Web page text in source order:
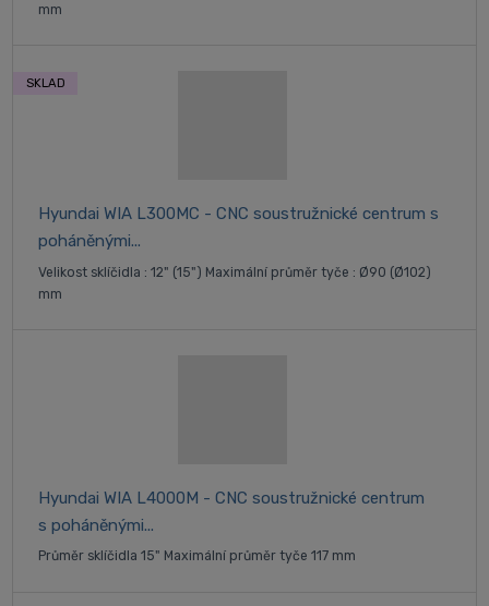
mm
Hyundai WIA L300MC - CNC soustružnické centrum s
poháněnými...
Velikost sklíčidla : 12" (15") Maximální průměr tyče : Ø90 (Ø102)
mm
SKLAD
Hyundai WIA L4000M - CNC soustružnické centrum
s poháněnými...
Průměr sklíčidla 15" Maximální průměr tyče 117 mm